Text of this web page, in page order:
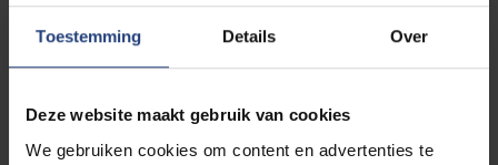
Toestemming Details Over
Deze website maakt gebruik van cookies
We gebruiken cookies om content en advertenties te